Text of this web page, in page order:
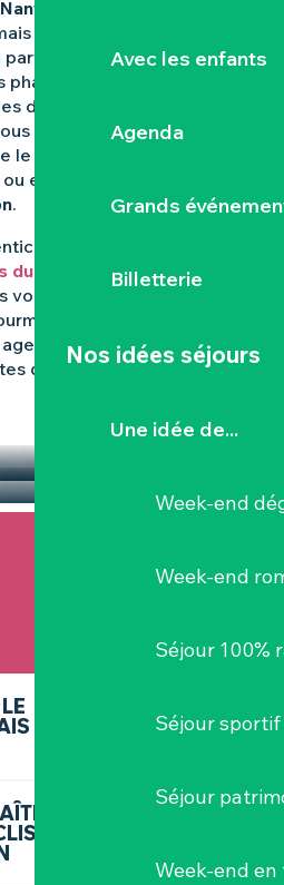
Avec les enfants
Agenda
Grands
Billetterie
Nos idées séjours
Une idée de...
Week-end
Week-end
Séjour 100%
Séjour sportif
Séjour
Week-end
certaines expériences
Pour ne rien
qui animent la région,
dédiées : les
révèlent les rendez-vous
le
encore les mystérieuses
.
et de
du Vignoble Nantais, où
donnent rendez-vous
et conviviale.
dans le Vignoble
qui font la richesse du
CE
LES
? -